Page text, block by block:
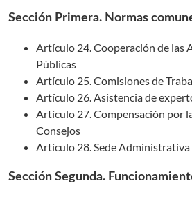
Sección Primera. Normas
Artículo 24. Cooperación de las
Públicas
Artículo 25. Comisiones de
Artículo 26. Asistencia de
Artículo 27. Compensación por
Consejos
Artículo 28. Sede Administrativa
Sección Segunda.